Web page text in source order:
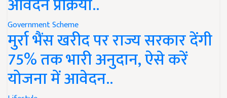
Government Scheme
मुर्रा भैंस खरीद पर राज्य सरकार देंगी
75% तक भारी अनुदान, ऐसे करें
योजना में आवेदन..